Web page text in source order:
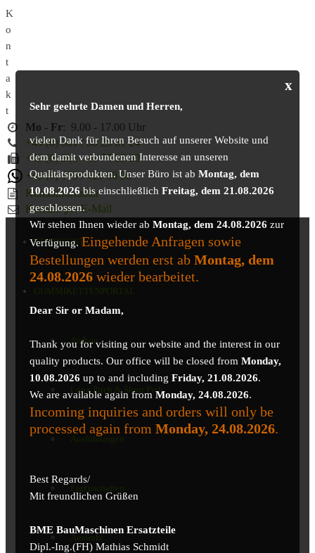
K
o
n
t
a
k
t
Mo - Fr: 9.00 - 17.00 Uhr
+49 (0) 361 / 30 25 81 24
+49 (0) 361 / 41 77 03 30
+49 (0) 179 / 425 50 98
Kontaktformular
Kontakt per E-Mail
STARTSEITE
GUMMIKETTENPORTAL
Aufbau
Long Pitch & Short Pich
Ausführungen
Eigenschaften
Auswahl
x
Sehr geehrte Damen und Herren,
vielen Dank für Ihren Besuch auf unserer Website und
dem damit verbundenen Interesse an unseren
Qualitätsprodukten. Unser Büro ist abMontag, dem
10.08.2026bis einschließlichFreitag, dem 21.08.2026
geschlossen.
Wir stehen Ihnen wieder abMontag, dem 24.08.2026 zur
Verfügung. Eingehende Anfragen sowie
Bestellungen werden erst abMontag, dem
24.08.2026 wieder bearbeitet.
Dear Sir or Madam,
Thank you for visiting our website and the interest in our
quality products. Our office will be closed fromMonday,
10.08.2026 up to and includingFriday, 21.08.2026.
We are available again fromMonday, 24.08.2026.
Incoming inquiries and orders will only be
processed again fromMonday, 24.08.2026.
Best Regards/
Mit freundlichen Grüßen
BME BauMaschinen Ersatzteile
Dipl.-Ing.(FH) Mathias Schmidt